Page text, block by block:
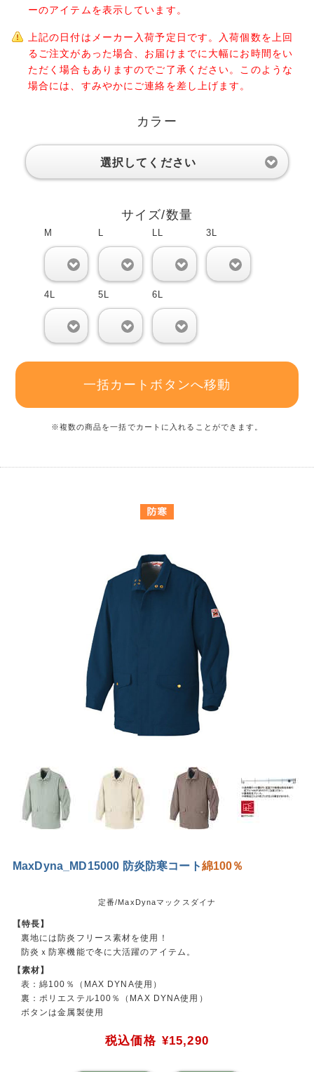
ーのアイテムを表示しています。
上記の日付はメーカー入荷予定日です。入荷個数を上回
るご注文があった場合、お届けまでに大幅にお時間をい
ただく場合もありますのでご了承ください。このような
場合には、すみやかにご連絡を差し上げます。
カラー
選択してください
サイズ/数量
M L LL 3L
4L 5L 6L
一括カートボタンへ移動
※複数の商品を一括でカートに入れることができます。
MaxDyna_MD15000 防炎防寒コート綿100％
定番/MaxDynaマックスダイナ
【特長】
裏地には防炎フリース素材を使用！
防炎ｘ防寒機能で冬に大活躍のアイテム。
【素材】
表：綿100％（MAX DYNA使用）
裏：ポリエステル100％（MAX DYNA使用）
ボタンは金属製使用
税込価格 ¥15,290